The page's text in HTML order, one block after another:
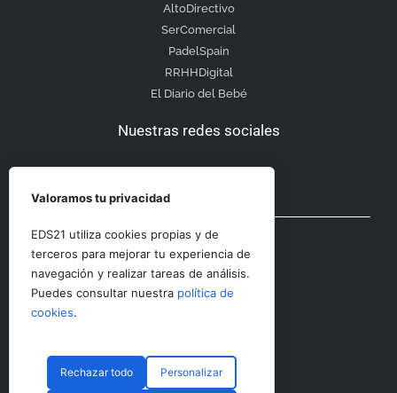
AltoDirectivo
SerComercial
PadelSpain
RRHHDigital
El Diario del Bebé
Nuestras redes sociales
Otras secciones
Contacto
Valoramos tu privacidad
EDS21 utiliza cookies propias y de
terceros para mejorar tu experiencia de
navegación y realizar tareas de análisis.
Puedes consultar nuestra política de
cookies.
Rechazar todo Personalizar